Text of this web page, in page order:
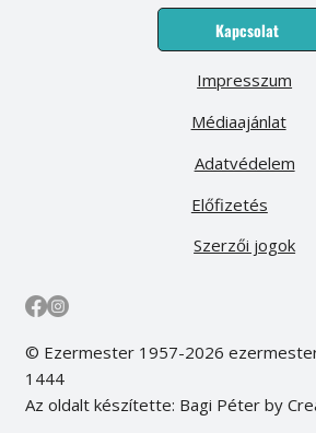
Kapcsolat
Médiaajánlat
Előfizetés
Impresszum
Adatvédelem
Szerzői jogok
© Ezermester 1957-2026
1444
Az oldalt készítette: Bagi Péter by